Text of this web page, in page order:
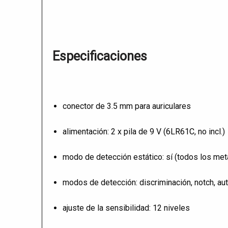
Especificaciones
conector de 3.5 mm para auriculares
alimentación: 2 x pila de 9 V (6LR61C, no incl.)
modo de detección estático: sí (todos los
modos de detección: discriminación, notch,
ajuste de la sensibilidad: 12 niveles